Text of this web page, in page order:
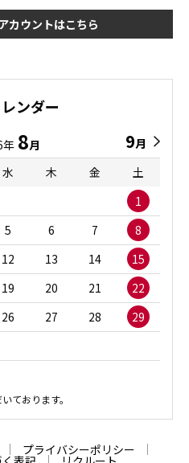
カウントはこちら
ンダー
年 8月 9月
水 木 金
土
1
5 6 7
8
12 13 14
15
19 20 21
22
26 27 28
29
ております。
プライバシーポリシー